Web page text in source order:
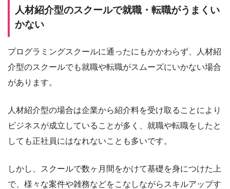
人材紹介型のスクールで就職・転職がうまくい
かない
プログラミングスクールに通ったにもかかわらず、人材紹
介型のスクールでも就職や転職がスムーズにいかない場合
があります。
人材紹介型の場合は企業から紹介料を受け取ることにより
ビジネスが成立していることが多く、就職や転職をしたと
しても正社員にはなれないことも多いです。
しかし、スクールで数ヶ月間をかけて基礎を身につけた上
で、様々な案件や雑務などをこなしながらスキルアップす